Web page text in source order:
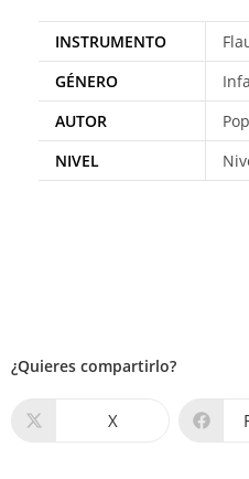
¿Quieres compartirlo?
X
INSTRUMENTO
GÉNERO
AUTOR
NIVEL